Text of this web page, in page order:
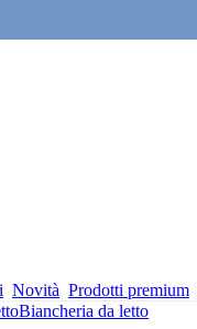
Novità Prodotti premium
Biancheria da letto